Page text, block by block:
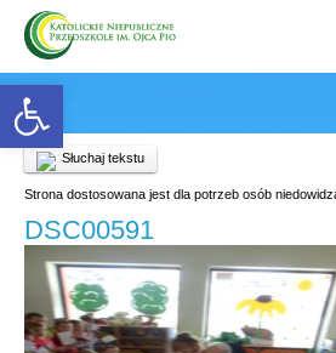
Open toolbar
Słuchaj tekstu
Strona dostosowana jest dla potrzeb osób
DSC00591